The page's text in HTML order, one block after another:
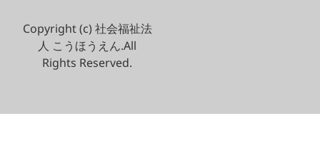
Copyright (c) 社会福祉法
人 こうほうえん.All
Rights Reserved.